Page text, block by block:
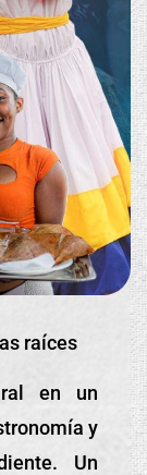
raíces
en un
y
Un